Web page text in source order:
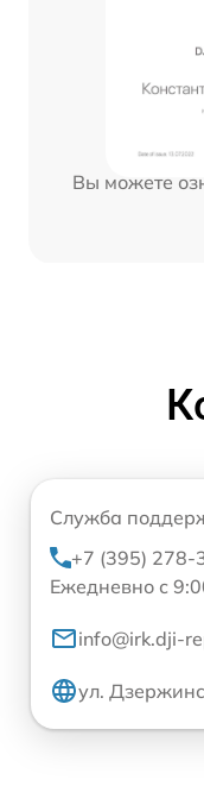
Вы можете
Служба
+7 (395) 278-
Ежедневно с
info@irk.dji-
ул.